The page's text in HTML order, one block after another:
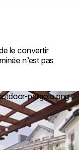
le convertir
n’est pas